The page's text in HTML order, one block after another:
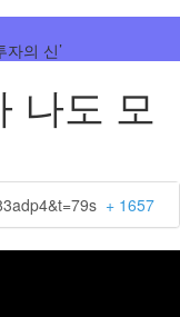
의 신’
나도 모
+ 1657